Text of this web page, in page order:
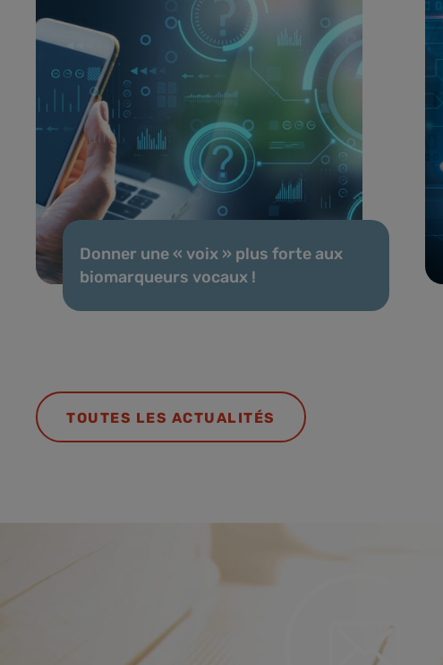
Donner une « voix » plus forte aux
biomarqueurs vocaux !
TOUTES LES ACTUALITÉS